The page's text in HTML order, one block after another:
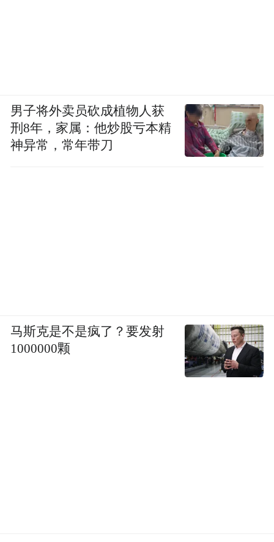
男子将外卖员砍成植物人获
刑8年，家属：他炒股亏本精
神异常，常年带刀
马斯克是不是疯了？要发射
1000000颗